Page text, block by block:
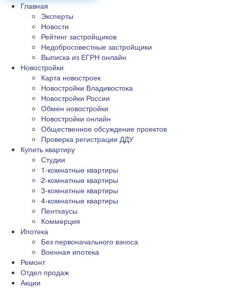
Главная
Эксперты
Новости
Рейтинг застройщиков
Недобросовестные застройщики
Выписка из ЕГРН онлайн
Новостройки
Карта новостроек
Новостройки Владивостока
Новостройки России
Обмен новостройки
Новостройки онлайн
Общественное обсуждение проектов
Проверка регистрации ДДУ
Купить квартиру
Студии
1-комнатные квартиры
2-комнатные квартиры
3-комнатные квартиры
4-комнатные квартиры
Пентхаусы
Коммерция
Ипотека
Без первоначального взноса
Военная ипотека
Ремонт
Отдел продаж
Акции